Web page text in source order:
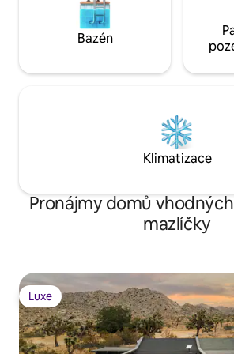
Bazén
Klimatizace
Pronájmy domů
mazlíčky
Luxe
Luxe